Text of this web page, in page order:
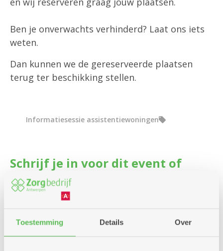
Toestemming Details Over
Ben je onverwachts verhinderd? Laat ons iets
weten.
Dan kunnen we de gereserveerde plaatsen
terug ter beschikking stellen.
Informatiesessie assistentiewoningen
Schrijf je in voor dit event of
infosessie
Aantal vrije plaatsen: 11
Inschrijven kan nog tot en met: 14-09-2026